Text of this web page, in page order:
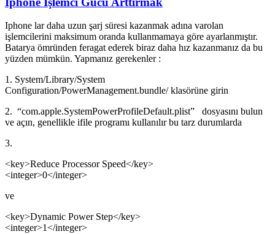
Iphone lar daha uzun şarj süresi kazanmak adına varolan
işlemcilerini maksimum oranda kullanmamaya göre ayarlanmıştır.
Batarya ömründen feragat ederek biraz daha hız kazanmanız da bu
yüzden mümkün. Yapmanız gerekenler :
1. System/Library/System
Configuration/PowerManagement.bundle/ klasörüne girin
2. “com.apple.SystemPowerProfileDefault.plist” dosyasını bulun
ve açın, genellikle ifile programı kullanılır bu tarz durumlarda
3.
<key>Reduce Processor Speed</key>
<integer>0</integer>
ve
<key>Dynamic Power Step</key>
<integer>1</integer>